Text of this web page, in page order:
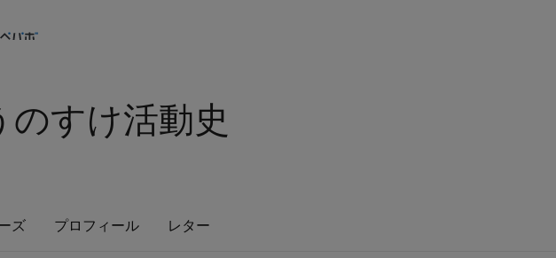
のすけ活動史
ズ プロフィール レター